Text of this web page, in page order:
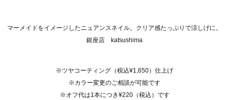
マーメイドをイメージしたニュアンスネイル。クリア感たっぷりで涼しげに。
銀座店 katsushima
※ツヤコーティング（税込¥1,650）仕上げ
※カラー変更のご相談が可能です
※オフ代は1本につき¥220（税込）です